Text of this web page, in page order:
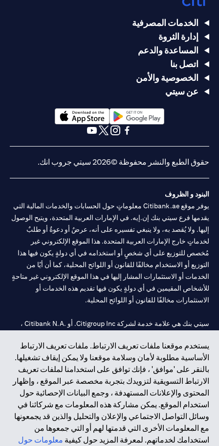
يستخدم موقعنا ملفات تعريف الارتباط. ملفات تعريف الارتباط
الأساسية مطلوبة لأمان وسلامة موقعنا ولا يمكن إيقاف تشغيلها.
بالنقر على 'موافق' ، فإنك توافق على استخدامنا لملفات تعريف
الارتباط التسويقية لتزويدك بتجربة مخصصة عبر الموقع ، وإظهار
المحتوى والإعلانات المستهدفة ، وجمع البيانات الإحصائية حول
استخدام الموقع. يمكن مشاركة هذه المعلومات مع شركائنا في
وسائل التواصل الاجتماعي والإعلان والتحليل والذين قد يجمعونها
مع المعلومات الأخرى التي قدمتها لهم أو التي جمعوها من
استخدامك لخدماتهم. لمعرفة المزيد حول كيفية معلومات حول
الخدمات المصرفية
إدارة الثروة
المساعدة والدعم
اتصل بنا
الخصوصية والأمن
عن سيتي
(opens in a new tab)
حقوق الطبع والنشر محفوظة ©2026 سيتي جروب انك.
البنود و الظروف
يوفر موقع Citibank.ae معلوماتٍ حول الحسابات والخدمات المالية التي
يقدمها فرع سيتي بنك إن.إيه. في الإمارات العربية المتحدة، ويتيح الوصول
إليها. ولا يُقصد به، ولا ينبغي تفسيره على أنه، عرضٌ أو دعوةٌ أو طلبٌ
لخدماتٍ خارج الإمارات العربية المتحدة. هذا الموقع الإلكتروني غير
مُخصص للتوزيع على أي شخصٍ أو استخدامه في أي دولةٍ يكون فيها هذا
التوزيع أو الاستخدام مخالفًا للقانون أو اللوائح المحلية، كما أن أيًا من
الخدمات أو الاستثمارات المشار إليها في هذا الموقع الإلكتروني غير متاحةٍ
للأشخاص المقيمين في أي دولةٍ يكون فيها تقديم هذه الخدمات أو
الاستثمارات مخالفًا للقانون أو اللوائح المحلية.
سيتي بنك هي علامة خدمة لشركة Citigroup Inc. أو .Citibank N.A ،
سيتي بنك إن. إيه. الإمارات مسجل لدى مصرف الإمارات المركزي تحت
أرقام التراخيص 202563 لفرع الوصل في دبي، 531989 لفرع مول
الإمارات في دبي، وCN-1002019لفرع أبوظبي. هاتف: 4000 311 04.
فرع سيتي بنك إن إيه - الإمارات العربية المتحدة مرخص من مصرف
الإمارات العربية المتحدة المركزي كفرع لبنك أجنبي.
سيتي بنك إن إيه الإمارات العربية المتحدة مرخص من هيئة الأوراق المالية
والسلع في الإمارات العربية المتحدة ("SCA") للقيام بالنشاط المالي لـ أ)
الاستشارات المالية والتعريف والترويج بموجب ترخيص رقم